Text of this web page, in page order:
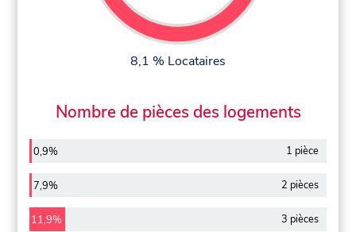
8,1 % Locataires
Nombre de pièces des logements
0,9% 1 pièce
7,9% 2 pièces
11,9% 3 pièces